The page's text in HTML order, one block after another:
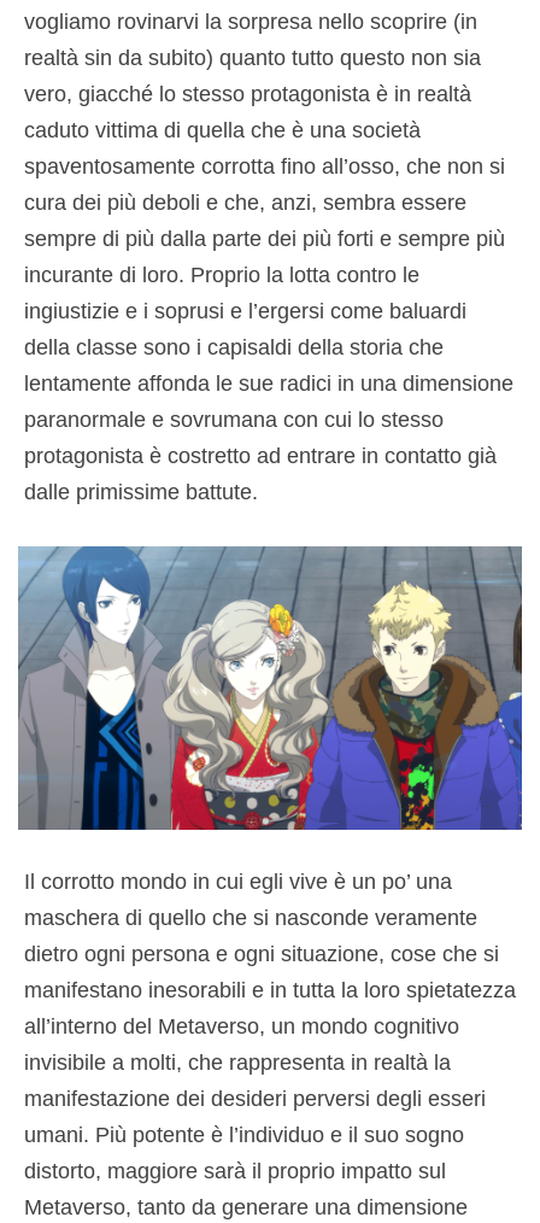
vogliamo rovinarvi la sorpresa nello scoprire (in
realtà sin da subito) quanto tutto questo non sia
vero, giacché lo stesso protagonista è in realtà
caduto vittima di quella che è una società
spaventosamente corrotta fino all’osso, che non si
cura dei più deboli e che, anzi, sembra essere
sempre di più dalla parte dei più forti e sempre più
incurante di loro. Proprio la lotta contro le
ingiustizie e i soprusi e l’ergersi come baluardi
della classe sono i capisaldi della storia che
lentamente affonda le sue radici in una dimensione
paranormale e sovrumana con cui lo stesso
protagonista è costretto ad entrare in contatto già
dalle primissime battute.
Il corrotto mondo in cui egli vive è un po’ una
maschera di quello che si nasconde veramente
dietro ogni persona e ogni situazione, cose che si
manifestano inesorabili e in tutta la loro spietatezza
all’interno del Metaverso, un mondo cognitivo
invisibile a molti, che rappresenta in realtà la
manifestazione dei desideri perversi degli esseri
umani. Più potente è l’individuo e il suo sogno
distorto, maggiore sarà il proprio impatto sul
Metaverso, tanto da generare una dimensione